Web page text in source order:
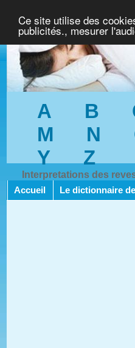
Ce site utilise des
publicités., mesurer
A B
M
N
Y
Z
Interpretations des
Accueil Le dictionnaire